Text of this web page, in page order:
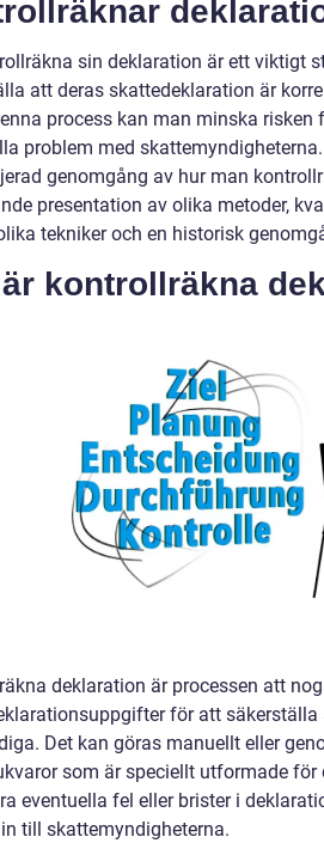
sin deklaration är ett viktigt
att deras skattedeklaration är
process kan man minska risken
problem med
genomgång av hur man
presentation av olika metoder,
tekniker och en historisk
kontrollräkna
deklaration är processen att
för att säkerställa
Det kan göras manuellt eller
som är speciellt utformade
eventuella fel eller brister i
till skattemyndigheterna.